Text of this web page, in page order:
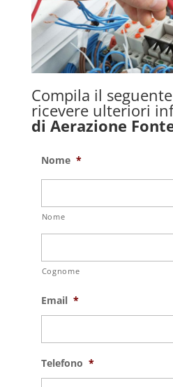
Compila il
ricevere ulteriori
di Aerazione
Nome *
Nome
Cognome
Email *
Telefono *